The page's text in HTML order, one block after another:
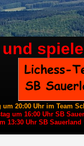
und
20:00 Uhr im Team
um 16:00 Uhr SB
13:30 Uhr SB Sauerland